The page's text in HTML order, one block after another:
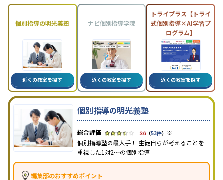
個別指導の明光義塾
近くの教室を探す
ナビ個別指導学院
近くの教室を探す
トライプラス【トライ
式個別指導×AI学習プ
ログラム】
近くの教室を探す
個別指導の明光義塾
3.6（53件） ※
個別指導塾の最大手！ 生徒自らが考えることを
重視した1対2〜の個別指導
編集部のおすすめポイント